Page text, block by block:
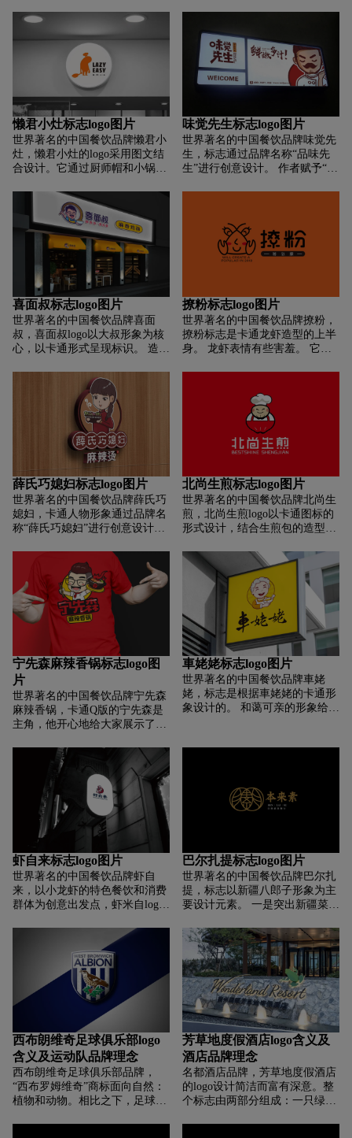
鹤优雅而神圣。 它可以飞行和生
典范，寓意优漫卡通卫视将以优
质节目引领全国儿童健康成长；
此外，江苏黄海滩是世界上最大
的国家一级珍禽丹顶鹤保护区。
丹顶鹤的造型突出了江苏的地域
特色。
品牌更多的人性和情趣，使之 一
个温暖而受欢迎的品牌。 同时，
以“拉长”字体突出“手工轻食”的
品牌属性，强化市场定位和品牌
认知度。
懒君小灶标志logo图片
世界著名的中国餐饮品牌懒君小
灶，懒君小灶的logo采用图文结
合设计。它通过厨师帽和小锅两
性。橙色不仅能刺激食欲，还能
让标志在视觉上非常具有辨识
度。树懒的抽象形象承载了懒君
小枣品牌慵懒、舒适、快乐的生
活理念，给人一种生活本该如此
舒适的直观感受。从“懒君小枣”
的品牌名称中，我们联想到“懒
惰”这个有趣的形象。从这个有
趣而有趣的图像中，我们传达了
品牌基调。一方面，懒惰是终极
的懒惰，这符合产品想要传达的
“懒惰文化”。在当今快节奏的城
因为在职场上的辛勤工作，无暇
顾及本专业以外的事情，这使得
“懒人经济”逐渐兴起。另一方
面，树懒在遇到麻烦时并不慢。
他们天生可爱，对年轻人有吸引
力。作为懒王形象的卡通表达，
他们很容易记住。
味觉先生标志logo图片
世界著名的中国餐饮品牌味觉先
生，标志通过品牌名称“品味先
生”进行创意设计。 作者赋予“品
的境界。 让感官上的人有强烈的
品牌使命感和亲切感。 整体来
看，人物的线条设计流畅，动作
常符合“品味先生”的品牌理念。
同时，卡通人物的设计非常方便
周边的表达，产品的开发。
喜面叔标志logo图片
世界著名的中国餐饮品牌喜面
叔，喜面叔logo以大叔形象为核
心，以卡通形式呈现标识。 造型
质，呼应名字的主题。 人物形象
富有亲和力，迎合年轻消费群体
的审美。 角色手里拿着一碗面
条，用筷子夹起画圆的形状。 创
意点别出心裁，别具一格，直观
地体现了品牌的主要产品属性，
具有餐饮业的韵味。 人物快乐的
表情呼应了名字的主题，充分传
达了品牌亲和力。
撩粉标志logo图片
世界著名的中国餐饮品牌撩粉，
撩粉标志是卡通龙虾造型的上半
身。 龙虾表情有些害羞。 它似
重新设计。 图文情境整体搭配，
现代、活泼、生动有趣，符合领
先消费群体的审美特征。
薛氏巧媳妇标志logo图片
世界著名的中国餐饮品牌薛氏巧
媳妇，卡通人物形象通过品牌名
称“薛氏巧媳妇”进行创意设计。
奋、善良的女人。这就是《薛氏
巧媳妇》形象设计的灵感来源。
麻花是中国传统的女性形象。
“薛氏巧媳妇”就是一身干净简单
的装扮。它带有一种特殊的小
吃，具有辛辣和辛辣的味道。这
突出了品牌产品，让人一眼就记
住了这就是麻辣烫的品牌形象。
人们在感官上有强烈的食欲和亲
密感。所有的。人物线条流畅，
动作灵活。以赭红色为主体的配
色简约又时尚，非常符合“薛之
灵儿媳”的品牌理念。同时，卡
达，产品的开发。
北尚生煎标志logo图片
世界著名的中国餐饮品牌北尚生
煎，北尚生煎logo以卡通图标的
形式设计，结合生煎包的造型，
强的现代感。 高端简约体现了行
业特点。 红色代表真诚的热情和
好运。 黑色是一种高贵的颜色，
既现代又古典。 它是一种经典的
时尚色彩。 字体精心原创简约，
与图形相得益彰，成为企业独
有。
宁先森麻辣香锅标志logo图
片
世界著名的中国餐饮品牌宁先森
麻辣香锅，卡通Q版的宁先森是
主角，他开心地给大家展示了他
爱，可爱的头身比例和快乐的表
情，表达“爱”的主题，弱化其商
业性，增加消费者的认知和记
忆，开放的动作表现出开朗宽容
的个性和积极的态度 合作。
logo字体经过精心设计，与传统
图形搭配俏皮，一气呵成打造专
业优质的品牌形象。 后期卡通形
象可以延伸到不同的场景，有利
于产品的推广。
車姥姥标志logo图片
世界著名的中国餐饮品牌車姥
姥，标志是根据車姥姥的卡通形
象设计的。 和蔼可亲的形象给人
强烈的亲和力和轻松活泼的青
虾自来标志logo图片
世界著名的中国餐饮品牌虾自
来，以小龙虾的特色餐饮和消费
群体为创意出发点，虾米自logo
食的卡通形象。 他拿着筷子做着
邀请的手势，一脸得意的神情似
乎在告诉这些不速之客来品尝新
鲜美味的小龙虾。
巴尔扎提标志logo图片
世界著名的中国餐饮品牌巴尔扎
提，标志以新疆八郎子形象为主
要设计元素。 一是突出新疆菜的
卡通形象生动活泼，富有亲和
力，极大地拉近了世界与消费者
的距离，便于观众接受和后期推
广。 标志传达了一个充满欢乐、
新奇和活泼的新品牌形象。
西布朗维奇足球俱乐部logo
含义及运动队品牌理念
西布朗维奇足球俱乐部品牌，‌‌
“西布罗姆维奇”商标面向自然：
植物和动物。相比之下，足球的
芳草地度假酒店logo含义及
酒店品牌理念
名都酒店品牌，‌‌芳草地度假酒店
的logo设计简洁而富有深意。整
个标志由两部分组成：一只绿色